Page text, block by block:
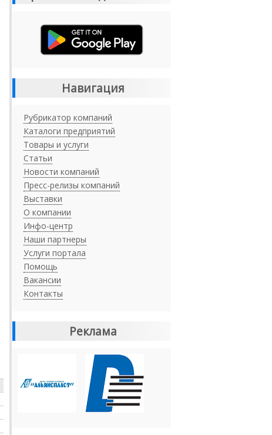
Навигация
Рубрикатор компаний
Каталоги предприятий
Товары и услуги
Статьи
Новости компаний
Пресс-релизы компаний
Выставки
О компании
Инфо-центр
Наши партнеры
Услуги портала
Помощь
Вакансии
Контакты
Реклама